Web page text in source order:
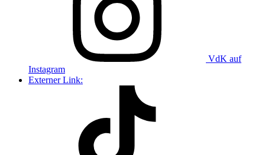
VdK auf
Instagram
Externer Link: